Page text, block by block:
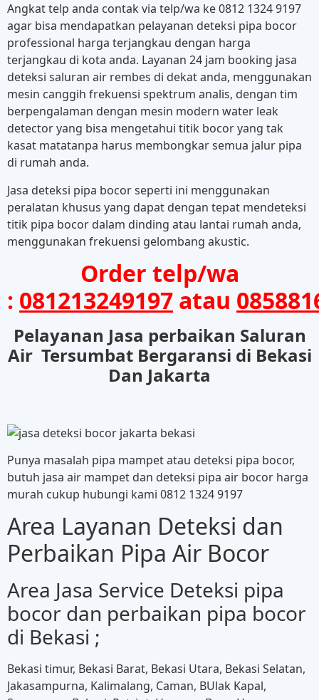
Angkat telp anda contak via telp/wa ke 0812 1324 9197
agar bisa mendapatkan pelayanan deteksi pipa bocor
professional harga terjangkau dengan harga
terjangkau di kota anda. Layanan 24 jam booking jasa
deteksi saluran air rembes di dekat anda, menggunakan
mesin canggih frekuensi spektrum analis, dengan tim
berpengalaman dengan mesin modern water leak
detector yang bisa mengetahui titik bocor yang tak
kasat matatanpa harus membongkar semua jalur pipa
di rumah anda.
Jasa deteksi pipa bocor seperti ini menggunakan
peralatan khusus yang dapat dengan tepat mendeteksi
titik pipa bocor dalam dinding atau lantai rumah anda,
menggunakan frekuensi gelombang akustic.
Order telp/wa
: 081213249197 atau
Pelayanan Jasa perbaikan Saluran
Air Tersumbat Bergaransi di Bekasi
Dan Jakarta
Punya masalah pipa mampet atau deteksi pipa bocor,
butuh jasa air mampet dan deteksi pipa air bocor harga
murah cukup hubungi kami 0812 1324 9197
Area Layanan Deteksi dan
Perbaikan Pipa Air Bocor
Area Jasa Service Deteksi pipa
bocor dan perbaikan pipa bocor
di Bekasi ;
Bekasi timur, Bekasi Barat, Bekasi Utara, Bekasi Selatan,
Jakasampurna, Kalimalang, Caman, BUlak Kapal,